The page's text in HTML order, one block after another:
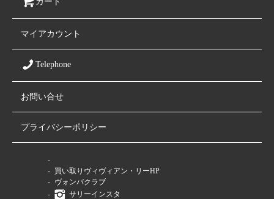
マイアカウント
Telephone
お問い合せ
プライバシーポリシー
買い取りヴィヴィアン・リーHP
ヴォンバクラブ
サリーインスタ